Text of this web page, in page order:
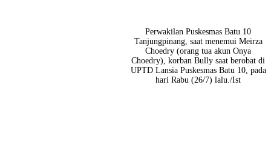
Perwakilan Puskesmas Batu 10
Tanjungpinang, saat menemui Meirza
Choedry (orang tua akun Onya
Choedry), korban Bully saat berobat di
UPTD Lansia Puskesmas Batu 10, pada
hari Rabu (26/7) lalu./Ist